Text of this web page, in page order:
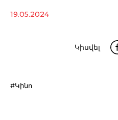
19.05.2024
Կիսվել
#Կինո